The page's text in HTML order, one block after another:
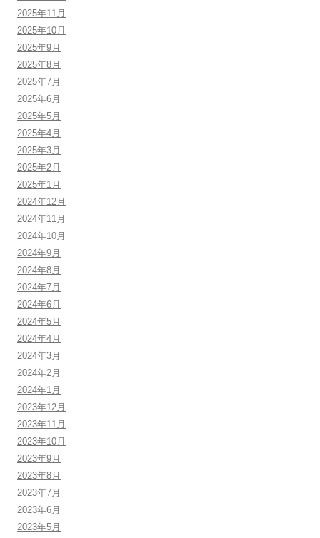
2025年11月
2025年10月
2025年9月
2025年8月
2025年7月
2025年6月
2025年5月
2025年4月
2025年3月
2025年2月
2025年1月
2024年12月
2024年11月
2024年10月
2024年9月
2024年8月
2024年7月
2024年6月
2024年5月
2024年4月
2024年3月
2024年2月
2024年1月
2023年12月
2023年11月
2023年10月
2023年9月
2023年8月
2023年7月
2023年6月
2023年5月